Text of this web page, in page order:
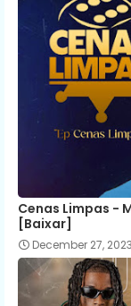
Cenas Limpas -
[Baixar]
December 27, 2023